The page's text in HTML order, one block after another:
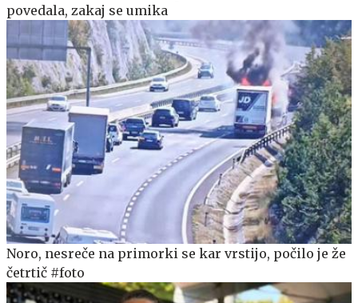
povedala, zakaj se umika
Noro, nesreče na primorki se kar vrstijo, počilo je že
četrtič #foto